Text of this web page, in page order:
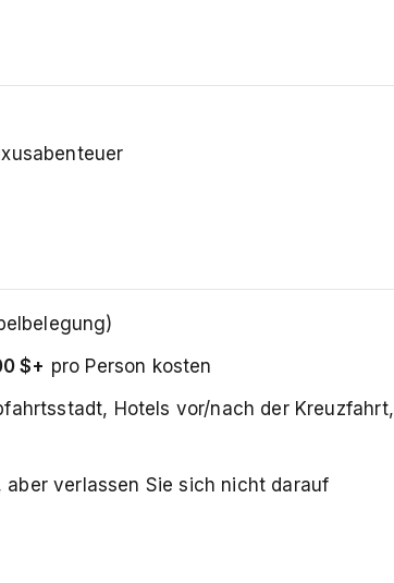
$+ pro Person kosten
Hotels vor/nach der Kreuzfahrt,
verlassen Sie sich nicht darauf